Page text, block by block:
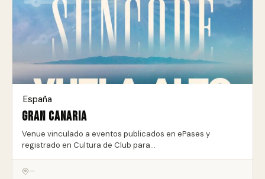
España
Gran Canaria
Venue vinculado a eventos publicados en ePases y
registrado en Cultura de Club para…
—